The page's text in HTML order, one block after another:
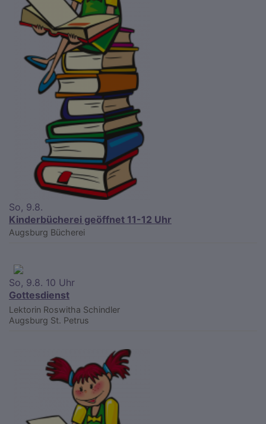
So, 9.8.
Kinderbücherei geöffnet 11-12 Uhr
Augsburg Bücherei
So, 9.8. 10 Uhr
Gottesdienst
Lektorin Roswitha Schindler
Augsburg St. Petrus